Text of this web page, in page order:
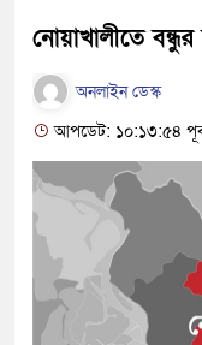
নোয়াখালীতে
অনলাইন ডেস্ক
আপডেট: ১০:১৩:৫৪